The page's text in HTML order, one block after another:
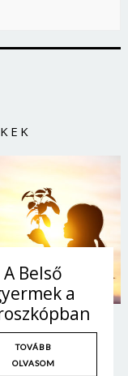
A Belső
a
TOVÁBB
OLVASOM